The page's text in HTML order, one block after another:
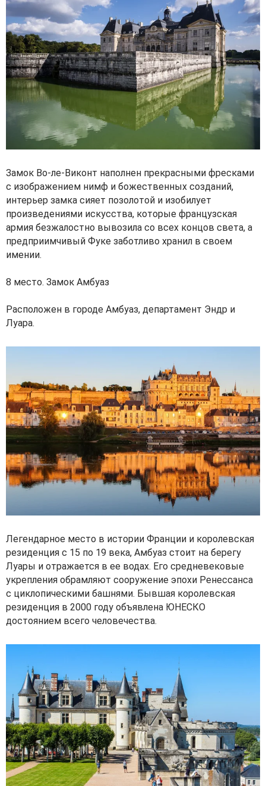
Замок Во-ле-Виконт наполнен прекрасными фресками
с изображением нимф и божественных созданий,
интерьер замка сияет позолотой и изобилует
произведениями искусства, которые французская
армия безжалостно вывозила со всех концов света, а
предприимчивый Фуке заботливо хранил в своем
имении.
8 место. Замок Амбуаз
Расположен в городе Амбуаз, департамент Эндр и
Луара.
Легендарное место в истории Франции и королевская
резиденция с 15 по 19 века, Амбуаз стоит на берегу
Луары и отражается в ее водах. Его средневековые
укрепления обрамляют сооружение эпохи Ренессанса
с циклопическими башнями. Бывшая королевская
резиденция в 2000 году объявлена ЮНЕСКО
достоянием всего человечества.